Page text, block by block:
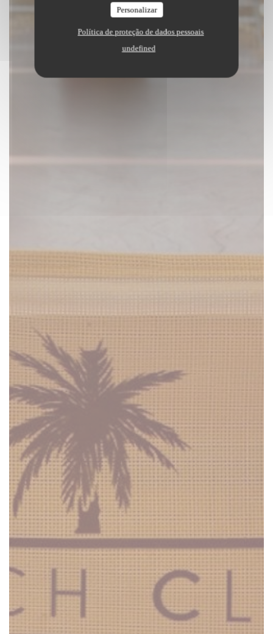
Personalizar
Política de proteção de dados pessoais
undefined